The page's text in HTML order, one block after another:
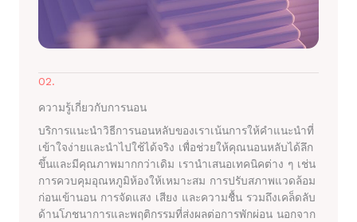
02.
ความรู้เกี่ยวกับการนอน
บริการแนะนำวิธีการนอนหลับของเราเน้นการให้คำแนะนำที่
เข้าใจง่ายและนำไปใช้ได้จริง เพื่อช่วยให้คุณนอนหลับได้ลึก
ขึ้นและมีคุณภาพมากกว่าเดิม เรานำเสนอเทคนิคต่าง ๆ เช่น
การควบคุมอุณหภูมิห้องให้เหมาะสม การปรับสภาพแวดล้อม
ก่อนเข้านอน การจัดแสง เสียง และความชื้น รวมถึงเคล็ดลับ
ด้านโภชนาการและพฤติกรรมที่ส่งผลต่อการพักผ่อน นอกจาก